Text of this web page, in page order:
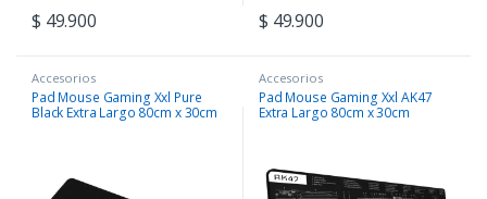
$ 49.900 $ 49.900
Accesorios
Pad Mouse Gaming Xxl Pure
Black Extra Largo 80cm x 30cm
Accesorios
Pad Mouse Gaming Xxl AK47
Extra Largo 80cm x 30cm